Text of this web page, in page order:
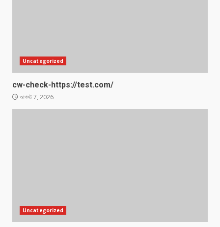
Uncategorized
cw-check-https://test.com/
আগস্ট 7, 2026
Uncategorized